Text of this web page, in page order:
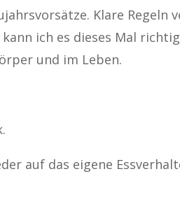
Klare Regeln
ich es dieses Mal
und im Leben.
auf das eigene